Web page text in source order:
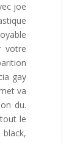
joe
votre
gay
va
du.
le